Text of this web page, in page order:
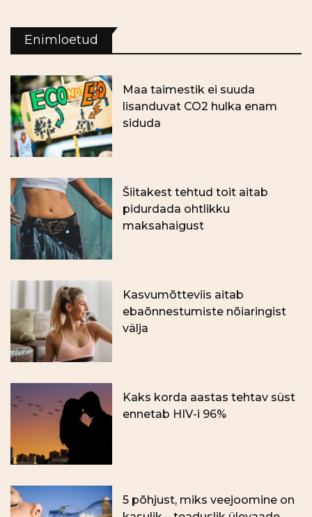
Enimloetud
Maa taimestik ei suuda
lisanduvat CO2 hulka enam
siduda
Šiitakest tehtud toit aitab
pidurdada ohtlikku
maksahaigust
Kasvumõtteviis aitab
ebaõnnestumiste nõiaringist
välja
Kaks korda aastas tehtav süst
ennetab HIV-i 96%
5 põhjust, miks veejoomine on